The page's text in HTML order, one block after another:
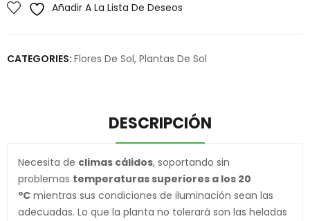
Añadir A La Lista De Deseos
CATEGORIES: Flores De Sol, Plantas De Sol
DESCRIPCIÓN
Necesita de climas cálidos, soportando sin
problemas temperaturas superiores a los 20
ºC mientras sus condiciones de iluminación sean las
adecuadas. Lo que la planta no tolerará son las heladas